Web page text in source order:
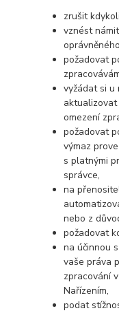
zrušit
vznést
požadovat
vyžádat si
omezení
požadovat
výmaz
s platnými
správce,
na
nebo z
požadovat
na účinnou
vaše práva
zpracování
Nařízením,
podat